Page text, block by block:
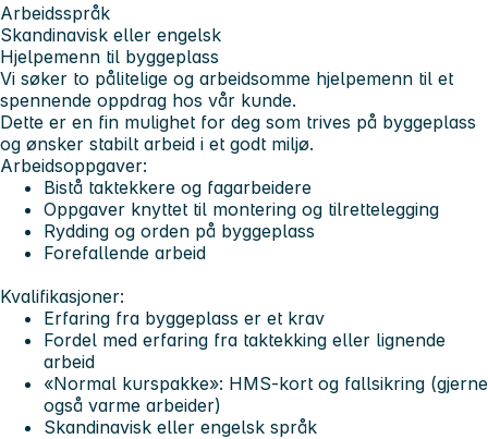
Arbeidsspråk
Skandinavisk eller engelsk
Hjelpemenn til byggeplass
Vi søker to pålitelige og arbeidsomme hjelpemenn til et
spennende oppdrag hos vår kunde.
Dette er en fin mulighet for deg som trives på byggeplass
og ønsker stabilt arbeid i et godt miljø.
Arbeidsoppgaver:
Bistå taktekkere og fagarbeidere
Oppgaver knyttet til montering og tilrettelegging
Rydding og orden på byggeplass
Forefallende arbeid
Kvalifikasjoner:
Erfaring fra byggeplass er et krav
Fordel med erfaring fra taktekking eller lignende
arbeid
«Normal kurspakke»: HMS-kort og fallsikring (gjerne
også varme arbeider)
Skandinavisk eller engelsk språk